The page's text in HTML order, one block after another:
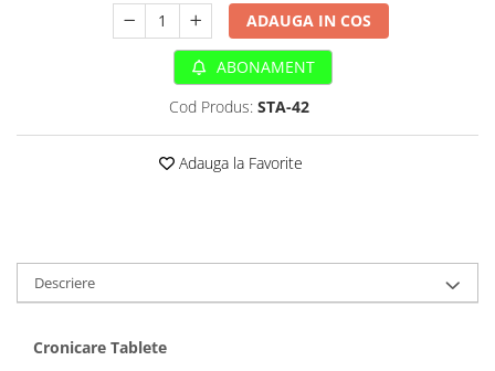
Sampoane si Balsamuri
Servetele Umede
Perii si descalcitoare caini
Custi transport - Pisici
Lese, Hamuri si Zgarzi
Paturi, perne si cosuri pentru pisici
Recompense Delicioase
ADAUGA IN COS
ABONAMENT
Cod Produs: STA-42
Adauga la Favorite
Descriere
Cronicare Tablete